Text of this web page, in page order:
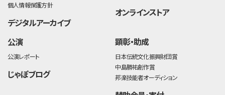
個人情報保護方針
デジタルアーカイブ
オンラインストア
公演
公演レポート
じゃぽブログ
顕彰・助成
日本伝統文化振興財団賞
中島勝祐創作賞
邦楽技能者オーディション